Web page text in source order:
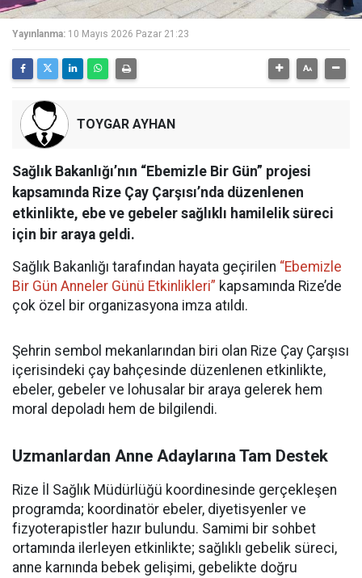
Yayınlanma: 10 Mayıs 2026 Pazar 21:23
TOYGAR AYHAN
Sağlık Bakanlığı’nın “Ebemizle Bir Gün” projesi
kapsamında Rize Çay Çarşısı’nda düzenlenen
etkinlikte, ebe ve gebeler sağlıklı hamilelik süreci
için bir araya geldi.
Sağlık Bakanlığı tarafından hayata geçirilen “Ebemizle
Bir Gün Anneler Günü Etkinlikleri” kapsamında Rize’de
çok özel bir organizasyona imza atıldı.
Şehrin sembol mekanlarından biri olan Rize Çay Çarşısı
içerisindeki çay bahçesinde düzenlenen etkinlikte,
ebeler, gebeler ve lohusalar bir araya gelerek hem
moral depoladı hem de bilgilendi.
Uzmanlardan Anne Adaylarına Tam Destek
Rize İl Sağlık Müdürlüğü koordinesinde gerçekleşen
programda; koordinatör ebeler, diyetisyenler ve
fizyoterapistler hazır bulundu. Samimi bir sohbet
ortamında ilerleyen etkinlikte; sağlıklı gebelik süreci,
anne karnında bebek gelişimi, gebelikte doğru